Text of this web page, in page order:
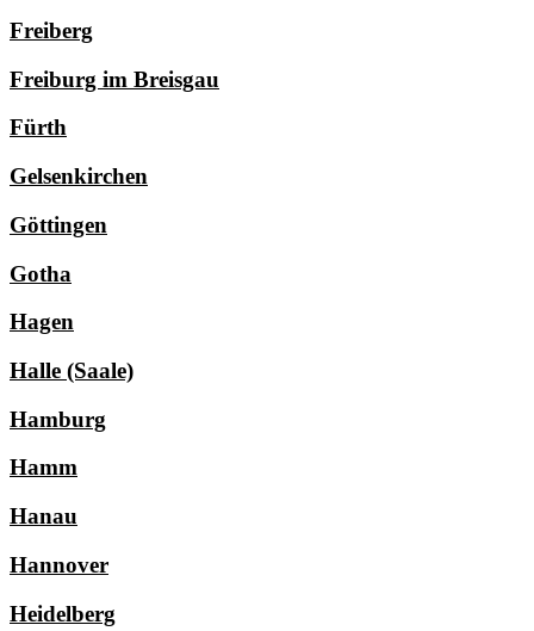
Freiberg
Freiburg im Breisgau
Fürth
Gelsenkirchen
Göttingen
Gotha
Hagen
Halle (Saale)
Hamburg
Hamm
Hanau
Hannover
Heidelberg